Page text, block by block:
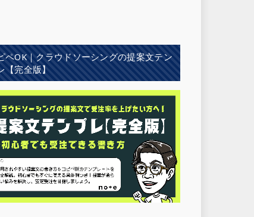
ペOK｜クラウドソーシングの提案文テン
【完全版】